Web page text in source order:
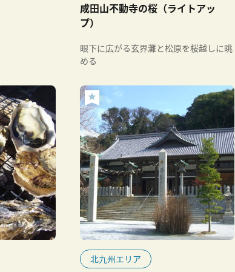
成田山不動寺の桜（ライトアッ
プ）
眼下に広がる玄界灘と松原を桜越しに眺
める
北九州エリア